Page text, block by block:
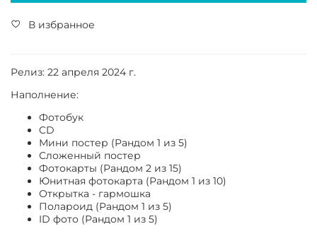
В избранное
Релиз: 22 апреля 2024 г.
Наполнение:
Фотобук
CD
Мини постер (Рандом 1 из 5)
Сложенный постер
Фотокарты (Рандом 2 из 15)
Юнитная фотокарта (Рандом 1 из 10)
Открытка - гармошка
Полароид (Рандом 1 из 5)
ID фото (Рандом 1 из 5)